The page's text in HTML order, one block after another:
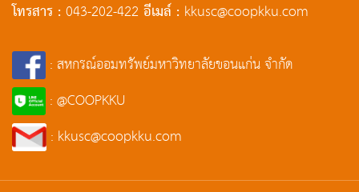
โทรสาร :043-202-422อีเมล์ : kkusc@coopkku.com
: สหกรณ์ออมทรัพย์มหาวิทยาลัยขอนแก่น จำกัด
: @COOPKKU
: kkusc@coopkku.com